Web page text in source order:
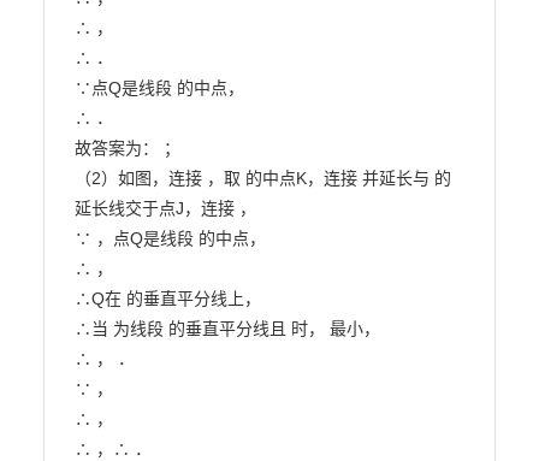
∴ ，
∴ ．
∵点Q是线段 的中点，
∴ ．
故答案为： ；
（2）如图，连接 ，取 的中点K，连接 并延长与 的
延长线交于点J，连接 ，
∵ ，点Q是线段 的中点，
∴ ，
∴Q在 的垂直平分线上，
∴当 为线段 的垂直平分线且 时， 最小，
∴ ， ．
∵ ，
∴ ，
∴ ，∴ ．